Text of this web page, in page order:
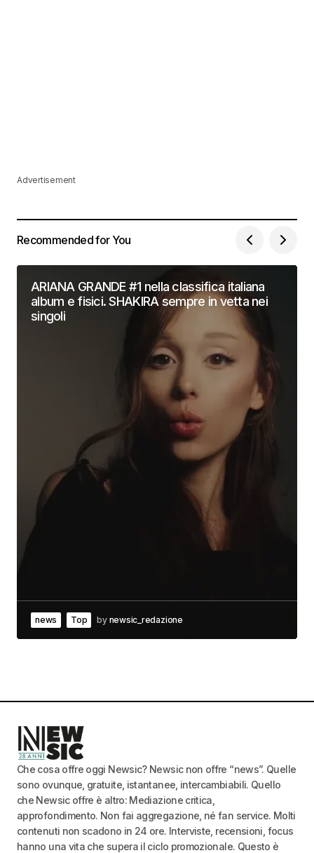
Advertisement
Recommended for You
ARIANA GRANDE #1 nella classifica italiana
album e fisici. SHAKIRA sempre in vetta nei
singoli
news Top by newsic_redazione
Che cosa offre oggi Newsic? Newsic non offre “news”. Quelle
sono ovunque, gratuite, istantanee, intercambiabili. Quello
che Newsic offre è altro: Mediazione critica,
approfondimento. Non fai aggregazione, né fan service. Molti
contenuti non scadono in 24 ore. Interviste, recensioni, focus
hanno una vita che supera il ciclo promozionale. Questo è